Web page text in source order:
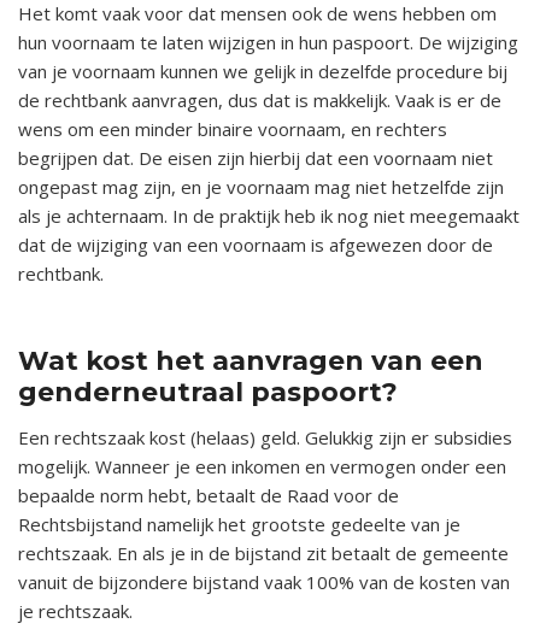
Het komt vaak voor dat mensen ook de wens hebben om
hun voornaam te laten wijzigen in hun paspoort. De wijziging
van je voornaam kunnen we gelijk in dezelfde procedure bij
de rechtbank aanvragen, dus dat is makkelijk. Vaak is er de
wens om een minder binaire voornaam, en rechters
begrijpen dat. De eisen zijn hierbij dat een voornaam niet
ongepast mag zijn, en je voornaam mag niet hetzelfde zijn
als je achternaam. In de praktijk heb ik nog niet meegemaakt
dat de wijziging van een voornaam is afgewezen door de
rechtbank.
Wat kost het aanvragen van een
genderneutraal paspoort?
Een rechtszaak kost (helaas) geld. Gelukkig zijn er subsidies
mogelijk. Wanneer je een inkomen en vermogen onder een
bepaalde norm hebt, betaalt de Raad voor de
Rechtsbijstand namelijk het grootste gedeelte van je
rechtszaak. En als je in de bijstand zit betaalt de gemeente
vanuit de bijzondere bijstand vaak 100% van de kosten van
je rechtszaak.